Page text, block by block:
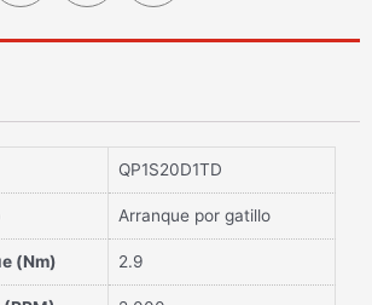
QP1S20D1TD
Arranque por gatillo
(Nm) 2.9